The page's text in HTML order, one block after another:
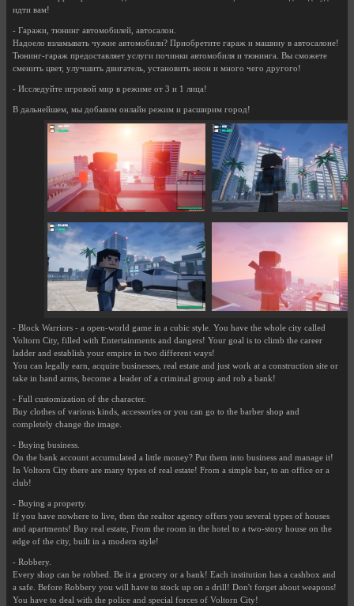
идти вам!
- Гаражи, тюнинг автомобилей, автосалон.
Надоело взламывать чужие автомобили? Приобретите гараж и машину в автосалоне!
Тюнинг-гараж предоставляет услуги починки автомобиля и тюнинга. Вы сможете
сменить цвет, улучшить двигатель, установить неон и много чего другого!
- Исследуйте игровой мир в режиме от 3 и 1 лица!
В дальнейшем, мы добавим онлайн режим и расширим город!
- Block Warriors - a open-world game in a cubic style. You have the whole city called
Voltorn City, filled with Entertainments and dangers! Your goal is to climb the career
ladder and establish your empire in two different ways!
You can legally earn, acquire businesses, real estate and just work at a construction site or
take in hand arms, become a leader of a criminal group and rob a bank!
- Full customization of the character.
Buy clothes of various kinds, accessories or you can go to the barber shop and
completely change the image.
- Buying business.
On the bank account accumulated a little money? Put them into business and manage it!
In Voltorn City there are many types of real estate! From a simple bar, to an office or a
club!
- Buying a property.
If you have nowhere to live, then the realtor agency offers you several types of houses
and apartments! Buy real estate, From the room in the hotel to a two-story house on the
edge of the city, built in a modern style!
- Robbery.
Every shop can be robbed. Be it a grocery or a bank! Each institution has a cashbox and
a safe. Before Robbery you will have to stock up on a drill! Don't forget about weapons!
You have to deal with the police and special forces of Voltorn City!